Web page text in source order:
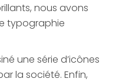
nous avons
typographie
une série d’icônes
la société. Enfin,